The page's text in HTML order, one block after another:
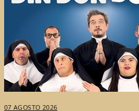
07 AGOSTO 2026